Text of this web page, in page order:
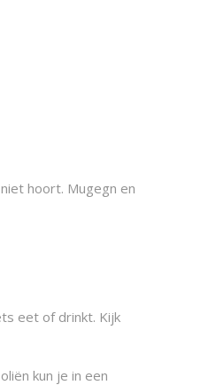
hoort. Mugegn en
eet of drinkt. Kijk
kun je in een